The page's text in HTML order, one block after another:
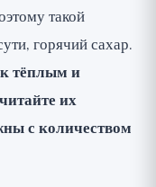
такой
горячий сахар.
тёплым и
их
с количеством